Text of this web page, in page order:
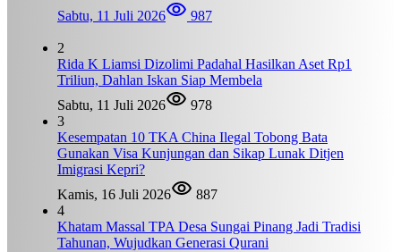
Sabtu, 11 Juli 2026
987
2
Rida K Liamsi Dizolimi Padahal Hasilkan Aset Rp1
Triliun, Dahlan Iskan Siap Membela
Sabtu, 11 Juli 2026
978
3
Kesempatan 10 TKA China Ilegal Tobong Bata
Gunakan Visa Kunjungan dan Sikap Lunak Ditjen
Imigrasi Kepri?
Kamis, 16 Juli 2026
887
4
Khatam Massal TPA Desa Sungai Pinang Jadi Tradisi
Tahunan, Wujudkan Generasi Qurani